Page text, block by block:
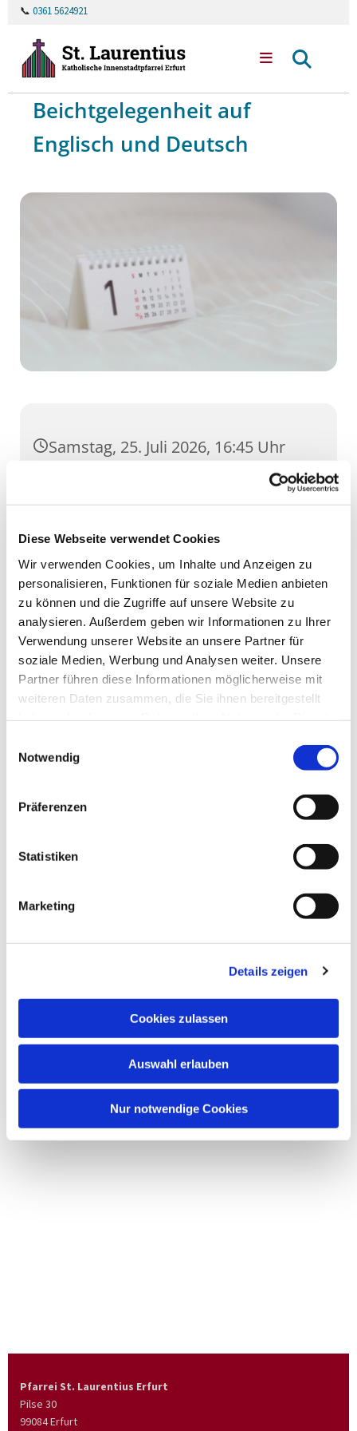
Diese Webseite verwendet Cookies
Wir verwenden Cookies, um Inhalte und Anzeigen zu
personalisieren, Funktionen für soziale Medien anbieten
zu können und die Zugriffe auf unsere Website zu
analysieren. Außerdem geben wir Informationen zu Ihrer
Verwendung unserer Website an unsere Partner für
soziale Medien, Werbung und Analysen weiter. Unsere
Partner führen diese Informationen möglicherweise mit
weiteren Daten zusammen, die Sie ihnen bereitgestellt
Notwendig
Präferenzen
Statistiken
Marketing
Details zeigen
Cookies zulassen
Auswahl erlauben
Nur notwendige Cookies
📞 0361 5624921
Beichtgelegenheit auf
Englisch und Deutsch
Samstag, 25. Juli 2026, 16:45 Uhr
Dom, Domstufen 1, 99084 Erfurt
Pfarrei St. Laurentius Erfurt
Pilse 30
99084 Erfurt